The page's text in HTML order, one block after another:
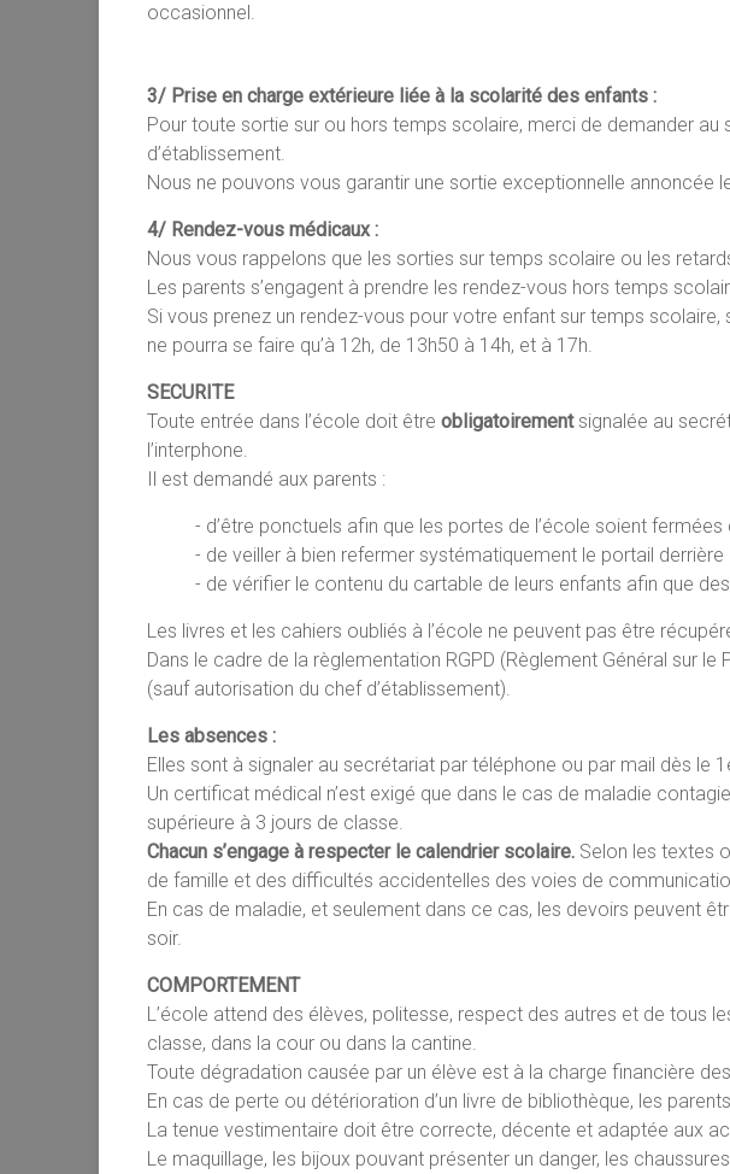
occasionnel.
3/ Prise en charge extérieure liée à la scolarité des enfants :
Pour toute sortie sur ou hors temps scolaire, merci de demander
d’établissement.
Nous ne pouvons vous garantir une sortie exceptionnelle annoncée
4/ Rendez-vous médicaux :
Nous vous rappelons que les sorties sur temps scolaire ou les
Les parents s’engagent à prendre les rendez-vous hors temps
Si vous prenez un rendez-vous pour votre enfant sur temps
ne pourra se faire qu’à 12h, de 13h50 à 14h, et à 17h.
SECURITE
Toute entrée dans l’école doit être obligatoirementsignalée au
l’interphone.
Il est demandé aux parents :
- d’être ponctuels afin que les portes de l’école soient fermées
- de veiller à bien refermer systématiquement le portail
- de vérifier le contenu du cartable de leurs enfants afin que
Les livres et les cahiers oubliés à l’école ne peuvent pas être
Dans le cadre de la règlementation RGPD (Règlement Général sur
(sauf autorisation du chef d’établissement).
Les absences :
Elles sont à signaler au secrétariat par téléphone ou par mail dès le
Un certificat médical n’est exigé que dans le cas de maladie
supérieure à 3 jours de classe.
Chacun s’engage à respecter le calendrier scolaire. Selon les textes
de famille et des difficultés accidentelles des voies de
En cas de maladie, et seulement dans ce cas, les devoirs peuvent
soir.
COMPORTEMENT
L’école attend des élèves, politesse, respect des autres et de tous
classe, dans la cour ou dans la cantine.
Toute dégradation causée par un élève est à la charge financière
En cas de perte ou détérioration d’un livre de bibliothèque, les
La tenue vestimentaire doit être correcte, décente et adaptée aux
Le maquillage, les bijoux pouvant présenter un danger, les